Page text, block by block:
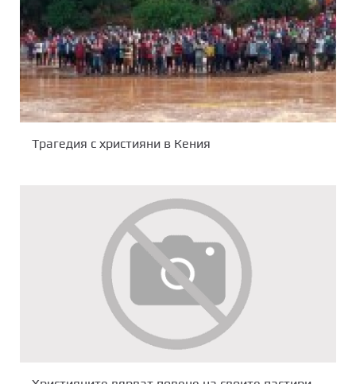
Трагедия с християни в Кения